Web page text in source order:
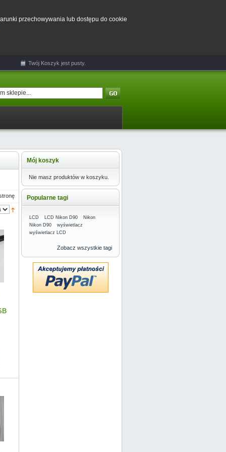
przechowywania lub dostępu do cookie
Twój Koszyk jest pusty.
Mój koszyk
Nie masz produktów w koszyku.
Popularne tagi
LCD LCD Nikon D90
Nikon
Nikon D90
wyświetlacz
wyświetlacz LCD
Zobacz wszystkie tagi